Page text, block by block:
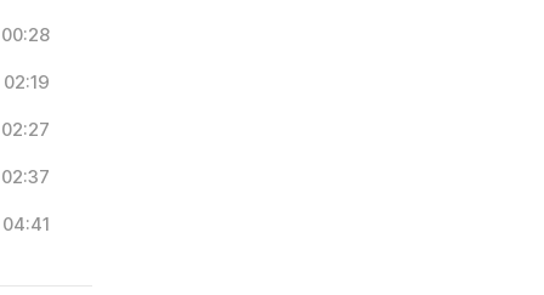
00:28
02:19
02:27
02:37
04:41